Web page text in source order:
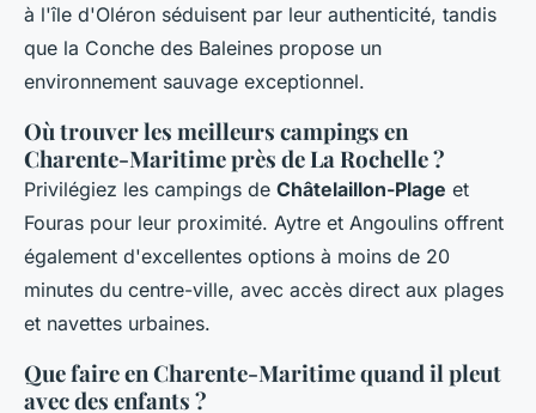
à l'île d'Oléron séduisent par leur authenticité, tandis
que la Conche des Baleines propose un
environnement sauvage exceptionnel.
Où trouver les meilleurs campings en
Charente-Maritime près de La Rochelle ?
Privilégiez les campings de Châtelaillon-Plage et
Fouras pour leur proximité. Aytre et Angoulins offrent
également d'excellentes options à moins de 20
minutes du centre-ville, avec accès direct aux plages
et navettes urbaines.
Que faire en Charente-Maritime quand il pleut
avec des enfants ?